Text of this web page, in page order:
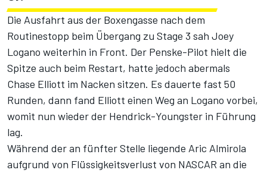
Die Ausfahrt aus der Boxengasse nach dem
Routinestopp beim Übergang zu Stage 3 sah Joey
Logano weiterhin in Front. Der Penske-Pilot hielt die
Spitze auch beim Restart, hatte jedoch abermals
Chase Elliott im Nacken sitzen. Es dauerte fast 50
Runden, dann fand Elliott einen Weg an Logano vorbei,
womit nun wieder der Hendrick-Youngster in Führung
lag.
Während der an fünfter Stelle liegende Aric Almirola
aufgrund von Flüssigkeitsverlust von NASCAR an die